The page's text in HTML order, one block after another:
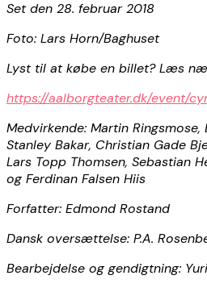
Set den 28. februar 2018
Foto: Lars Horn/Baghuset
Lyst til at købe en billet? Læs
https://aalborgteater.dk/event/
Medvirkende: Martin
Stanley Bakar, Christian Gade
Lars Topp Thomsen, Sebastian
og Ferdinan Falsen Hiis
Forfatter: Edmond Rostand
Dansk oversættelse: P.A.
Bearbejdelse og gendigtning: